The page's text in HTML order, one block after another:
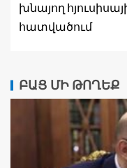
խնայող
հատվածում
ԲԱՑ ՄԻ ԹՈՂԵՔ